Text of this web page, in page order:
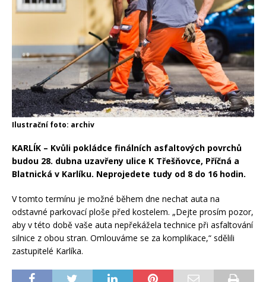
Ilustrační foto: archiv
KARLÍK – Kvůli pokládce finálních asfaltových povrchů
budou 28. dubna uzavřeny ulice K Třešňovce, Příčná a
Blatnická v Karlíku. Neprojedete tudy od 8 do 16 hodin.
V tomto termínu je možné během dne nechat auta na
odstavné parkovací ploše před kostelem. „Dejte prosím pozor,
aby v této době vaše auta nepřekážela technice při asfaltování
silnice z obou stran. Omlouváme se za komplikace,“ sdělili
zastupitelé Karlíka.